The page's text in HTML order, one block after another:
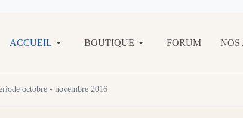
ACCUEIL BOUTIQUE FORUM NOS
octobre - novembre 2016